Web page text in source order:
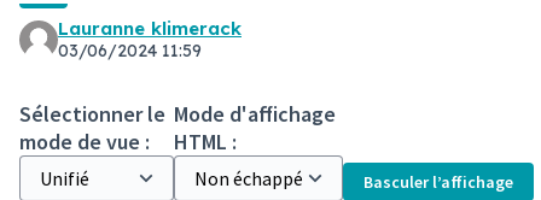
Lauranne klimerack
03/06/2024 11:59
Sélectionner le
mode de vue :
Mode d'affichage
HTML :
Basculer l’affichage